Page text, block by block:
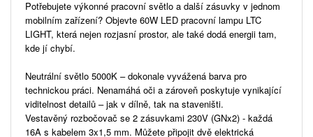
Potřebujete výkonné pracovní světlo a další zásuvky v jednom
mobilním zařízení? Objevte 60W LED pracovní lampu LTC
LIGHT, která nejen rozjasní prostor, ale také dodá energii tam,
kde jí chybí.
Neutrální světlo 5000K – dokonale vyvážená barva pro
technickou práci. Nenamáhá oči a zároveň poskytuje vynikající
viditelnost detailů – jak v dílně, tak na staveništi.
Vestavěný rozbočovač se 2 zásuvkami 230V (GNx2) - každá
16A s kabelem 3x1,5 mm. Můžete připojit dvě elektrická